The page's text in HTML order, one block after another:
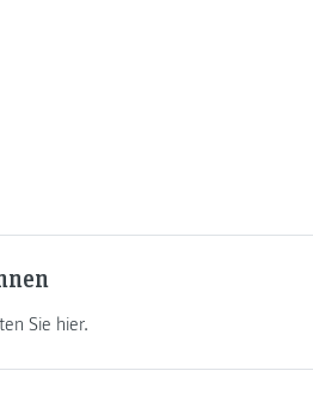
Sie hier.